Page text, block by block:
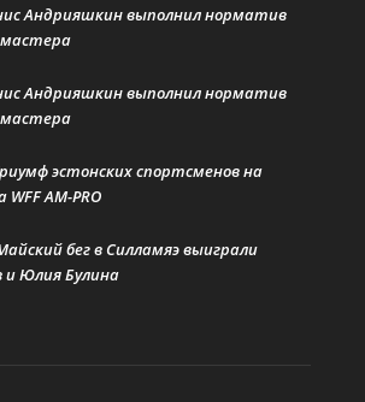
Андрияшкин выполнил норматив
Андрияшкин выполнил норматив
эстонских спортсменов на
AM-PRO
бег в Силламяэ выиграли
и Юлия Булина